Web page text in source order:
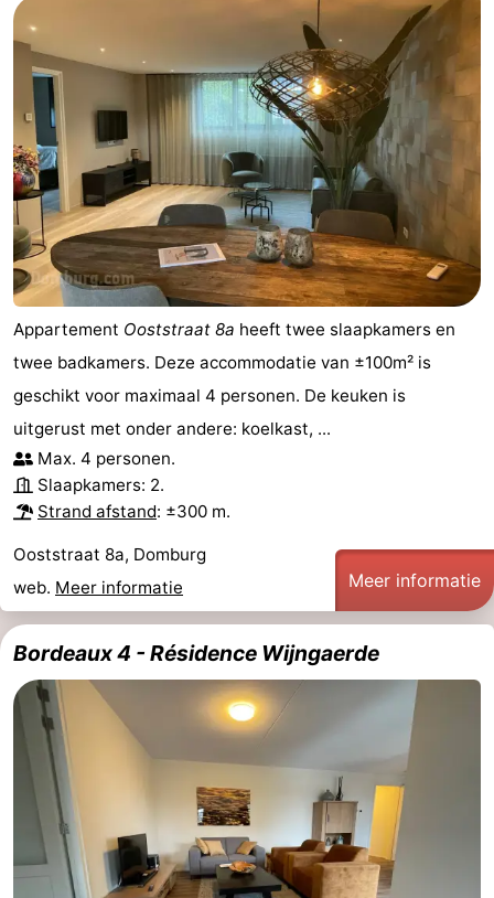
Appartement Ooststraat 8a heeft twee slaapkamers en
twee badkamers. Deze accommodatie van ±100m² is
geschikt voor maximaal 4 personen. De keuken is
uitgerust met onder andere: koelkast, ...
Max. 4 personen.
Slaapkamers: 2.
Strand afstand: ±300 m.
Ooststraat 8a, Domburg
web. Meer informatie Meer informatie
Bordeaux 4 - Résidence Wijngaerde